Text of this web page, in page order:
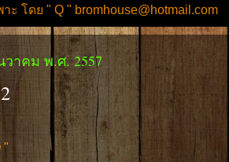
ะ โดย " Q " bromhouse@hotmail.com
าคม พ.ศ. 2557
"